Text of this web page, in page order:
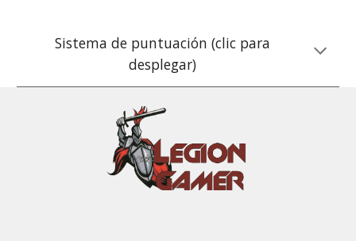
Sistema de puntuación (clic para
desplegar)